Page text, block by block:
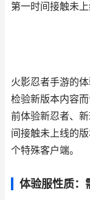
第一时间接触未
火影忍者手游的
检验新版本内容
前体验新忍者、
间接触未上线的
个特殊客户端。
体验服性质：